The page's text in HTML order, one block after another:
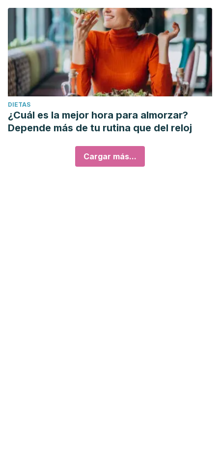
DIETAS
¿Cuál es la mejor hora para almorzar?
Depende más de tu rutina que del reloj
Cargar más...